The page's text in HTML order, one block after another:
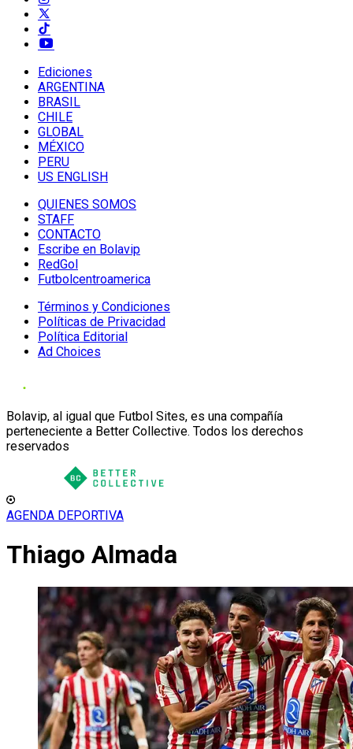
Ediciones
ARGENTINA
BRASIL
CHILE
GLOBAL
MÉXICO
PERU
US ENGLISH
QUIENES SOMOS
STAFF
CONTACTO
Escribe en Bolavip
RedGol
Futbolcentroamerica
Términos y Condiciones
Políticas de Privacidad
Política Editorial
Ad Choices
Bolavip, al igual que Futbol Sites, es una compañía
perteneciente a Better Collective. Todos los derechos
reservados
AGENDA DEPORTIVA
Thiago Almada